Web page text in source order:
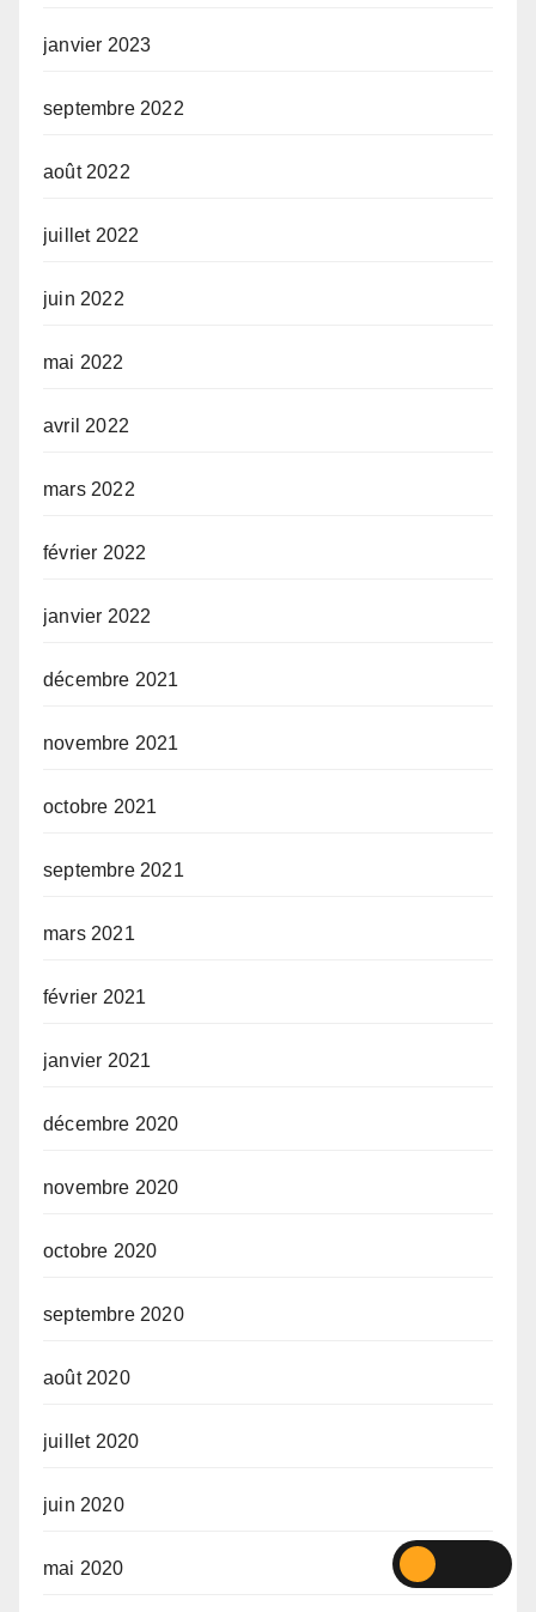
janvier 2023
septembre 2022
août 2022
juillet 2022
juin 2022
mai 2022
avril 2022
mars 2022
février 2022
janvier 2022
décembre 2021
novembre 2021
octobre 2021
septembre 2021
mars 2021
février 2021
janvier 2021
décembre 2020
novembre 2020
octobre 2020
septembre 2020
août 2020
juillet 2020
juin 2020
mai 2020